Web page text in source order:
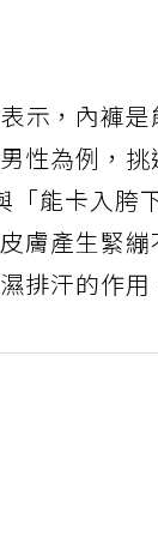
示，內褲
性為例，
能卡入胯
膚產生緊
排汗的作用